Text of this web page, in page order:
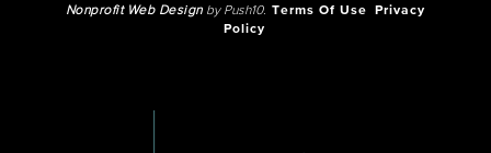
Nonprofit Web Designby Push10. Terms Of Use
Privacy
Policy